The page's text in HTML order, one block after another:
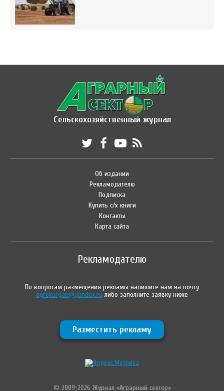
Сельскохозяйственный журнал
Об издании
Рекламодателю
Подписка
Купить с/х книги
Контакты
Карта сайта
Рекламодателю
По вопросам размещения рекламы напишите нам на почту
agrokurgan@yandex.ru либо заполните заявку ниже
Разместить рекламу
© 2009-2026 Журнал «Аграрный сектор»